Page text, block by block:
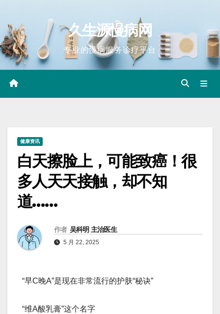
content
久生源慢病网
专业的慢病服务诊疗平台
健康资讯
白天擦脸上，可能致癌！很
多人天天接触，却不知
道……
作者 吴科明 主治医生
5 月 22, 2025
“早C晚A”是现在非常流行的护肤“秘诀”
“维A酸乳膏”这个名字